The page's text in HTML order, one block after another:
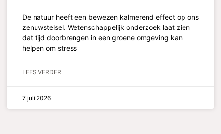
De natuur heeft een bewezen kalmerend effect op ons
zenuwstelsel. Wetenschappelijk onderzoek laat zien
dat tijd doorbrengen in een groene omgeving kan
helpen om stress
LEES VERDER
7 juli 2026